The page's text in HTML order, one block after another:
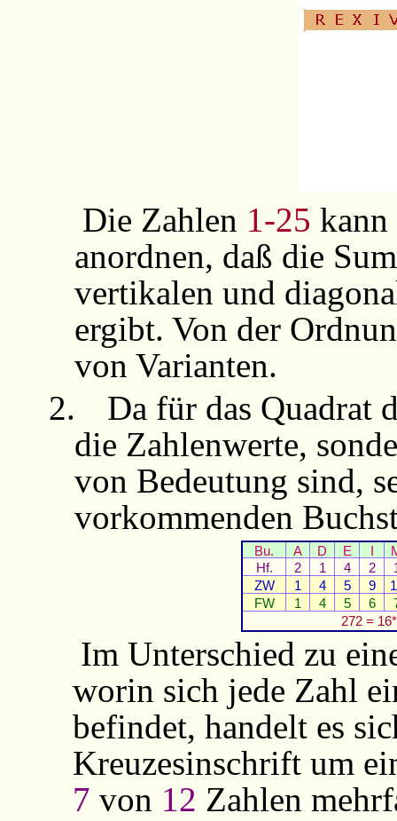
Die Zahlen 1-25
anordnen, daß die
vertikalen und
ergibt. Von der
von Varianten.
2.
Da für das Quadrat
die Zahlenwerte,
von Bedeutung sind,
vorkommenden
Bu. A D E
Hf.
2 1 4 2
ZW
1 4 5 9
FW
1 4 5 6
272 =
Im Unterschied zu
worin sich jede Zahl
befindet, handelt es
Kreuzesinschrift um
7 von 12 Zahlen